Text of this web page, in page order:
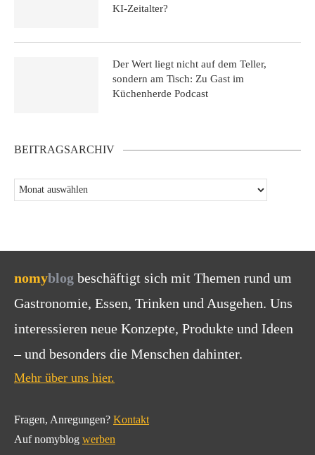
KI-Zeitalter?
Der Wert liegt nicht auf dem Teller,
sondern am Tisch: Zu Gast im
Küchenherde Podcast
BEITRAGSARCHIV
nomyblog beschäftigt sich mit Themen rund um
Gastronomie, Essen, Trinken und Ausgehen. Uns
interessieren neue Konzepte, Produkte und Ideen
– und besonders die Menschen dahinter.
Mehr über uns hier.
Fragen, Anregungen? Kontakt
Auf nomyblog werben